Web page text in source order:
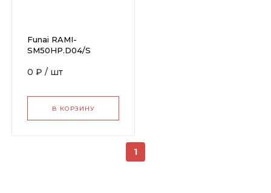
Funai RAMI-
SM50HP.D04/S
0 ₽ / шт
В КОРЗИНУ
1